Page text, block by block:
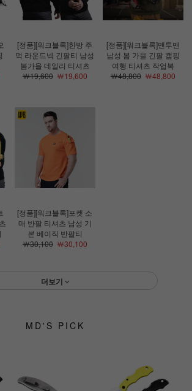
[정품][워크블록]한방 주
먹 라운드넥 긴팔티 남성
봄가을 데일리 티셔츠
￦19,600￦19,600
[정품][워크블록]맨투맨
남성 봄 가을 긴팔 캠핑
여행 티셔츠 작업복
￦48,800￦48,800
[정품][워크블록]포켓 소
매 반팔 티셔츠 남성 기
본 베이직 반팔티
￦30,100￦30,100
더보기
MD'S PICK